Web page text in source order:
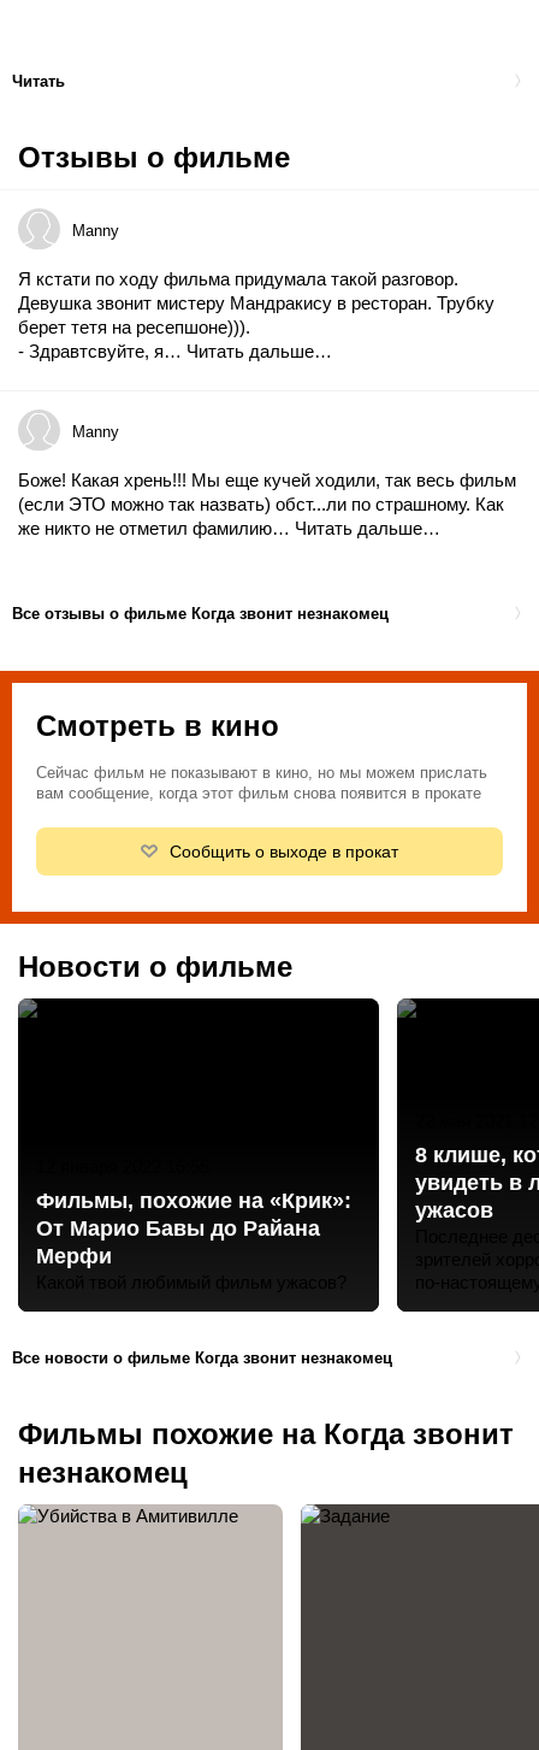
Читать
Отзывы о фильме
Manny
Я кстати по ходу фильма придумала такой разговор.
Девушка звонит мистеру Мандракису в ресторан. Трубку
берет тетя на ресепшоне))).
- Здравтсвуйте, я… Читать дальше…
Manny
Боже! Какая хрень!!! Мы еще кучей ходили, так весь фильм
(если ЭТО можно так назвать) обст...ли по страшному. Как
же никто не отметил фамилию… Читать дальше…
Все отзывы о фильме Когда звонит незнакомец
Смотреть в кино
Сейчас фильм не показывают в кино, но мы можем прислать
вам сообщение, когда этот фильм снова появится в прокате
Сообщить о выходе в прокат
Новости о фильме
Фильмы, похожие на «Крик»:
От Марио Бавы до Райана
Мерфи
8 клише,
увидеть в
ужасов
кочевать из
Все новости о фильме Когда звонит незнакомец
Фильмы похожие на Когда звонит
незнакомец